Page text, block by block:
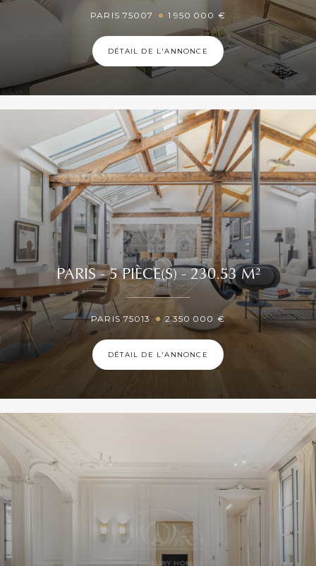
PARIS 75007 1 950 000 €
DÉTAIL DE L'ANNONCE
PARIS - 5 PIÈCE(S) - 230.53 M²
PARIS 75013 2 350 000 €
DÉTAIL DE L'ANNONCE